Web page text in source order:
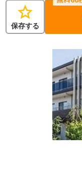
star
保存する